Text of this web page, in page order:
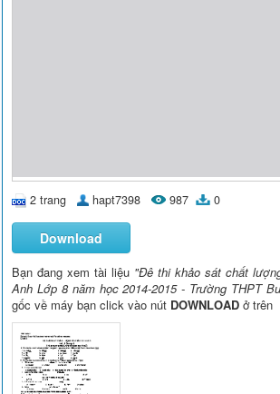
2 trang hapt7398 987 0
Download
Bạn đang xem tài liệu "Đê thi khảo sát chất
Anh Lớp 8 năm học 2014-2015 - Trường THPT
gốc về máy bạn click vào nút DOWNLOAD ở trên